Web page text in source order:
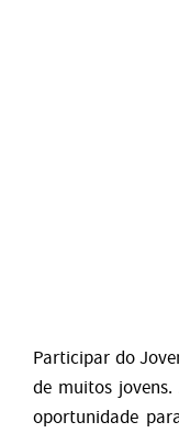
Participar do
de muitos
oportunidade